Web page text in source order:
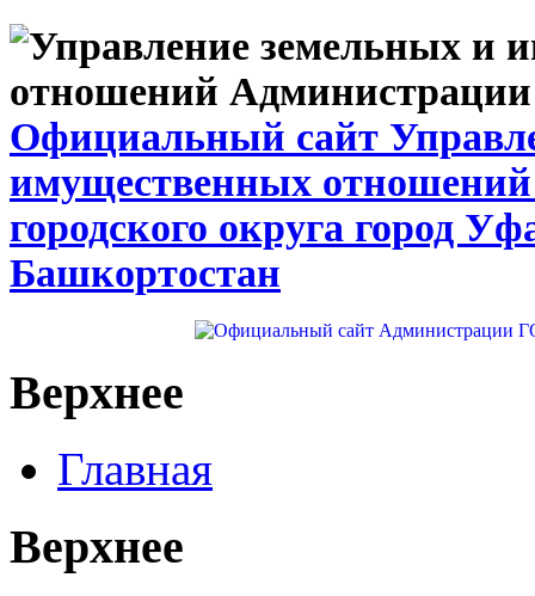
Официальный сайт
имущественных
городского округа город
Башкортостан
Верхнее
Главная
Верхнее